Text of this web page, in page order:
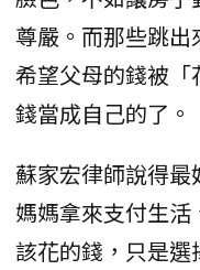
尊嚴。而那些跳
希望父母的錢被
錢當成自己的了。
蘇家宏律師說得
媽媽拿來支付生
該花的錢，只是